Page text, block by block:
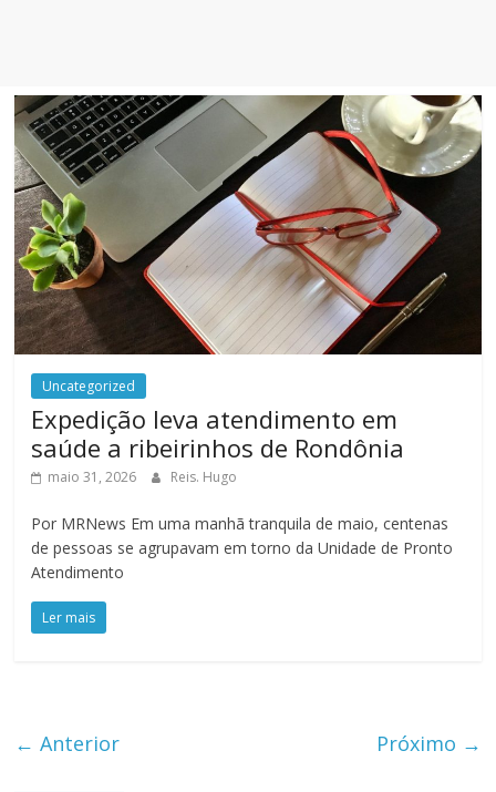
Uncategorized
Expedição leva atendimento em
saúde a ribeirinhos de Rondônia
maio 31, 2026 Reis. Hugo
Por MRNews Em uma manhã tranquila de maio, centenas
de pessoas se agrupavam em torno da Unidade de Pronto
Atendimento
Ler mais
← Anterior Próximo →